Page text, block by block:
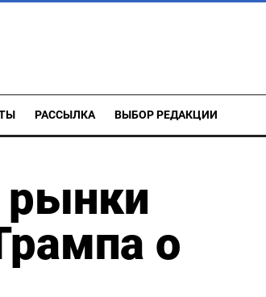
РАССЫЛКА ВЫБОР РЕДАКЦИИ
рынки
о